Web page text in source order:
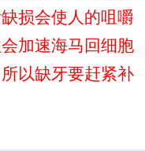
损会使人的咀嚼
加速海马回细胞
以缺牙要赶紧补